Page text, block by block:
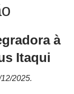
à
Itaqui
2025.